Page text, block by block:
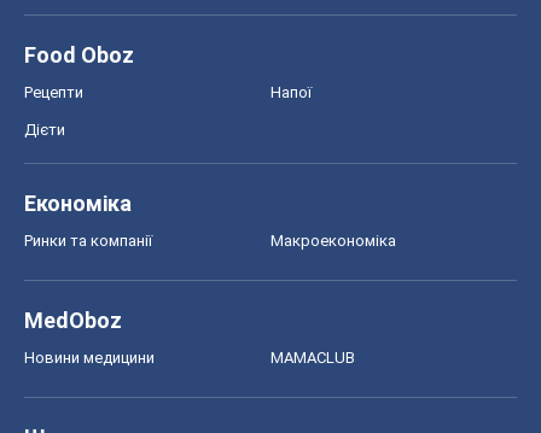
Food Oboz
Рецепти Напої
Дієти
Економіка
Ринки та компанії Макроекономіка
MedOboz
Новини медицини MAMACLUB